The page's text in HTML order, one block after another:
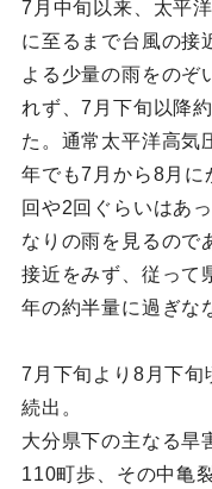
7月中旬以来、太平
に至るまで台風の接
よる少量の雨をのぞ
れず、7月下旬以降
た。通常太平洋高気
年でも7月から8月に
回や2回ぐらいはあ
なりの雨を見るので
接近をみず、従って
年の約半量に過ぎな
7月下旬より8月下旬
続出。
大分県下の主なる旱
110町歩、その中亀